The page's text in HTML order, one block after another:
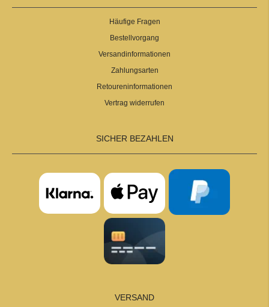
Häufige Fragen
Bestellvorgang
Versandinformationen
Zahlungsarten
Retoureninformationen
Vertrag widerrufen
SICHER BEZAHLEN
VERSAND